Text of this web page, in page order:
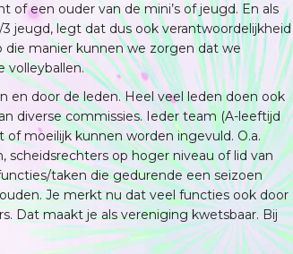
of een ouder van de mini’s of jeugd. En als
jeugd, legt dat dus ook verantwoordelijkheid
die manier kunnen we zorgen dat we
volleyballen.
en door de leden. Heel veel leden doen ook
diverse commissies. Ieder team (A-leeftijd
moeilijk kunnen worden ingevuld. O.a.
scheidsrechters op hoger niveau of lid van
taken die gedurende een seizoen
Je merkt nu dat veel functies ook door
Dat maakt je als vereniging kwetsbaar. Bij